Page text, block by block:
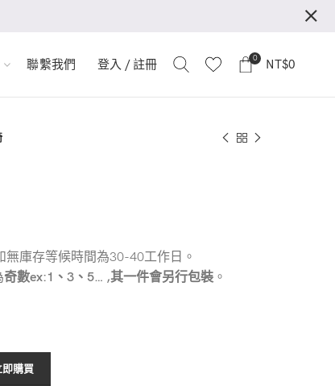
聯繫我們 登入 / 註冊 0 NT$0
庫存等候時間為30-40工作日。
奇數ex:1、3、5… ,其一件會另行包裝 。
即購買